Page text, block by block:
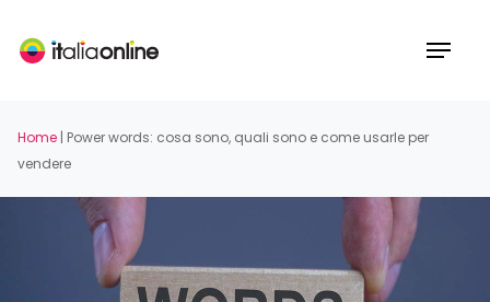
main
Menu
Home | Power words: cosa sono, quali sono e come usarle per
vendere